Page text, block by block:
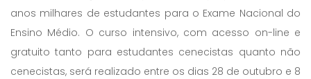
anos milhares de estudantes para o Exame Nacional do
Ensino Médio. O curso intensivo, com acesso on-line e
gratuito tanto para estudantes cenecistas quanto não
cenecistas, será realizado entre os dias 28 de outubro e 8